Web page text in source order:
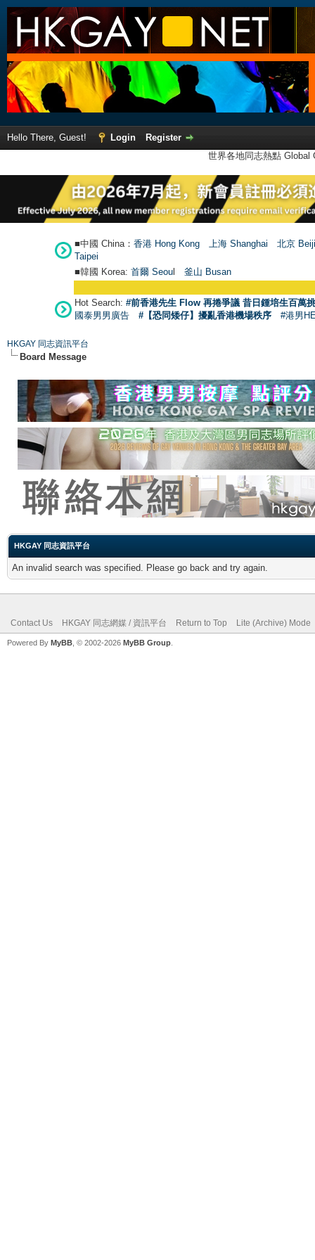
Hello There, Guest! Login
Register
世界各地同志熱點
■中國 China： 香港 Hong Kong 上海 Shanghai
北京
Taipei
■韓國 Korea: 首爾 Seoul 釜山 Busan
Hot Search: #前香港先生 Flow 再捲爭議 昔日鍾培生百萬
國泰男男廣告
#【恐同矮仔】擾亂香港機場秩序 #港男
HKGAY 同志資訊平台
Board Message
HKGAY 同志資訊平台
An invalid search was specified. Please go back and try again.
Contact Us HKGAY 同志網媒 / 資訊平台 Return to Top Lite (Archive) Mode
Powered By MyBB , © 2002-2026 MyBB Group